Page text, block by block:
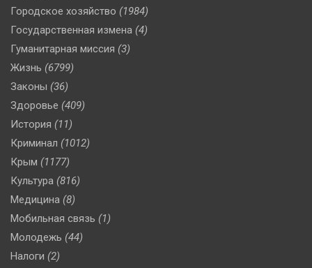
Городское хозяйство (1984)
Государственная измена (4)
Гуманитарная миссия (3)
Жизнь (6799)
Законы (36)
Здоровье (409)
История (11)
Криминал (1012)
Крым (1177)
Культура (816)
Медицина (8)
Мобильная связь (1)
Молодежь (44)
Налоги (2)